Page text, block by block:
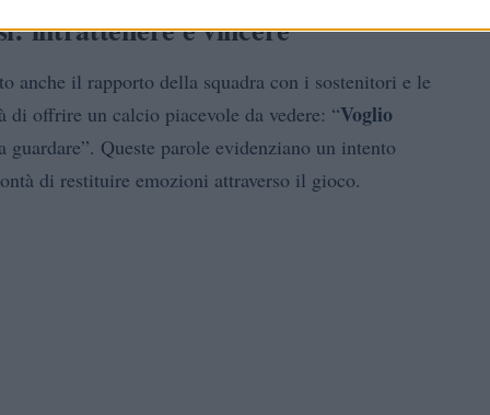
intrattenere e vincere
anche il rapporto della squadra con i sostenitori e le
offrire un calcio piacevole da vedere: “Voglio
Queste parole evidenziano un intento
di restituire emozioni attraverso il gioco.